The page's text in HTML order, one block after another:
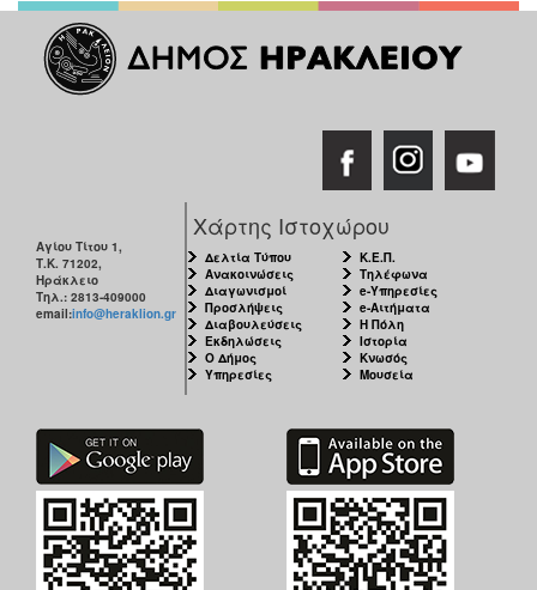
Αγίου Τίτου 1,
Τ.Κ. 71202,
Ηράκλειο
Τηλ.: 2813-409000
email:info@heraklion.gr
Χάρτης Ιστοχώρου
Δελτία Τύπου
Ανακοινώσεις
Διαγωνισμοί
Προσλήψεις
Διαβουλεύσεις
Εκδηλώσεις
Ο Δήμος
Υπηρεσίες
Κ.Ε.Π.
Τηλέφωνα
e-Υπηρεσίες
e-Αιτήματα
Η Πόλη
Ιστορία
Κνωσός
Μουσεία